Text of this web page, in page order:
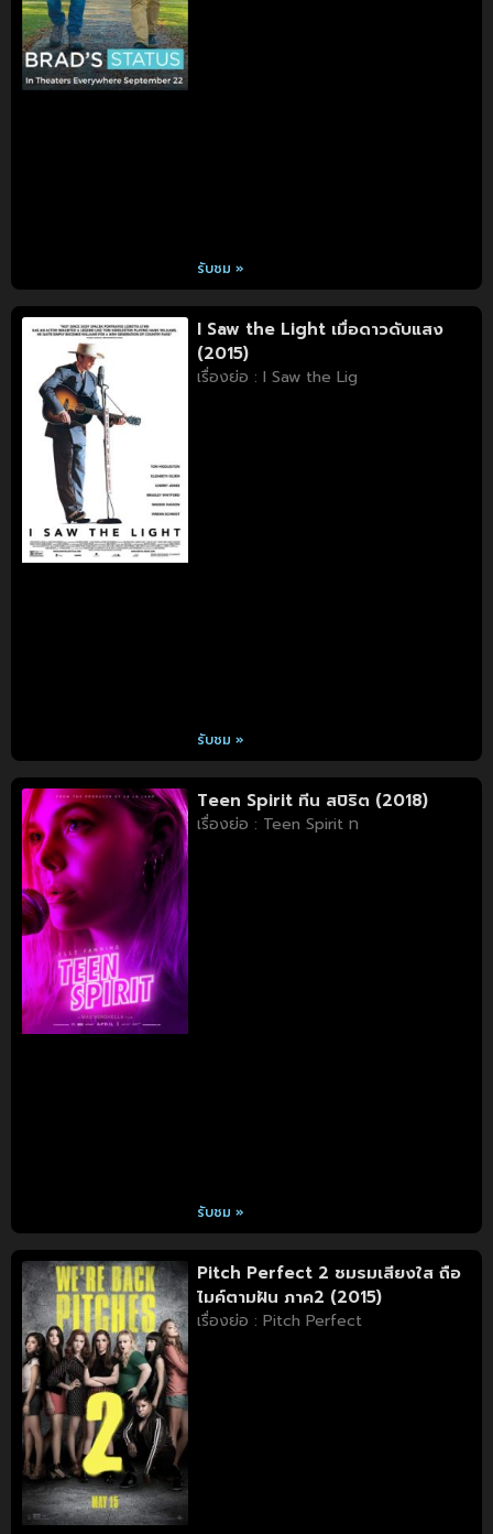
รับชม »
I Saw the Light เมื่อดาวดับแสง
(2015)
เรื่องย่อ : I Saw the Lig
รับชม »
Teen Spirit ทีน สปิริต (2018)
เรื่องย่อ : Teen Spirit ท
รับชม »
Pitch Perfect 2 ชมรมเสียงใส ถือ
ไมค์ตามฝัน ภาค2 (2015)
เรื่องย่อ : Pitch Perfect